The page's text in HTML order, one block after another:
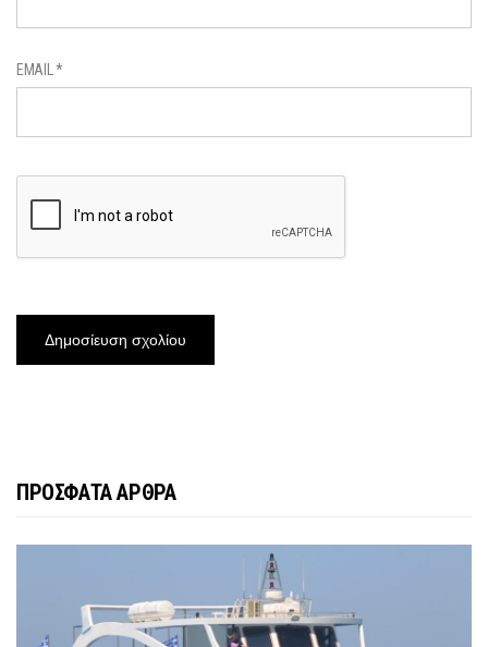
EMAIL*
ΠΡΟΣΦΑΤΑ ΑΡΘΡΑ